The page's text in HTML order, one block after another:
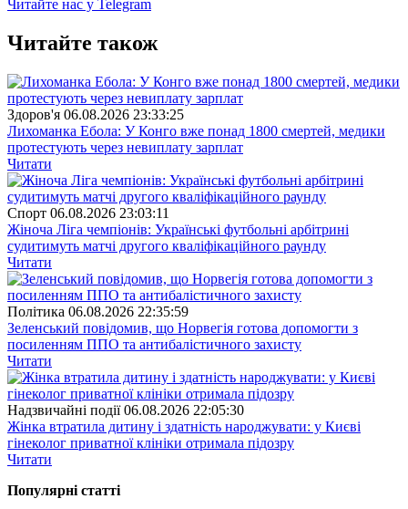
Читайте нас у Telegram
Читайте також
Здоров'я 06.08.2026 23:33:25
Лихоманка Ебола: У Конго вже понад 1800 смертей, медики
протестують через невиплату зарплат
Читати
Спорт 06.08.2026 23:03:11
Жіноча Ліга чемпіонів: Українські футбольні арбітрині
судитимуть матчі другого кваліфікаційного раунду
Читати
Полiтика 06.08.2026 22:35:59
Зеленський повідомив, що Норвегія готова допомогти з
посиленням ППО та антибалістичного захисту
Читати
Надзвичайні події 06.08.2026 22:05:30
Жінка втратила дитину і здатність народжувати: у Києві
гінеколог приватної клініки отримала підозру
Читати
Популярнi статтi